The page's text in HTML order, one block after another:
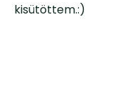
kisütöttem.:)